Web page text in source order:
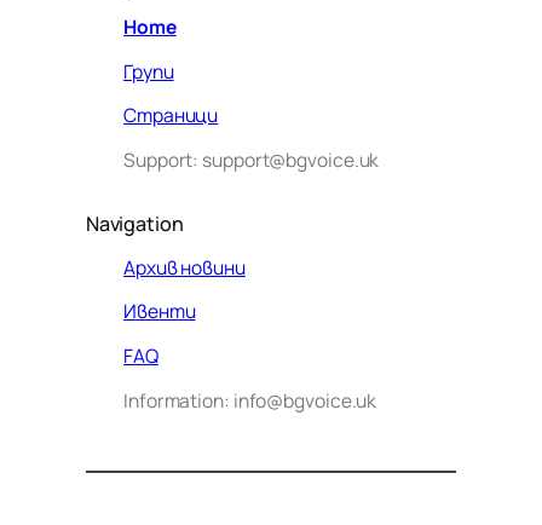
Home
Групи
Страници
Support: support@bgvoice.uk
Navigation
Архив новини
Ивенти
FAQ
Information: info@bgvoice.uk
VOICE UK. С какво мога да